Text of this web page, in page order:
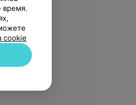
время.
cookie